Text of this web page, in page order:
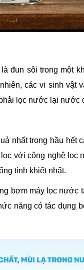
đun sôi trong một
các vi sinh vật
lọc nước lại nước
nhất trong hầu hết
với công nghệ
tinh khiết nhất.
bơm máy lọc nước
năng có tác dụng